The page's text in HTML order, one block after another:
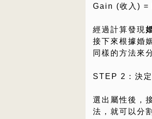
Gain (收入)
經過計算發現
接下來根據婚
同樣的方法來
STEP 2：決
選出屬性後，
法，就可以分